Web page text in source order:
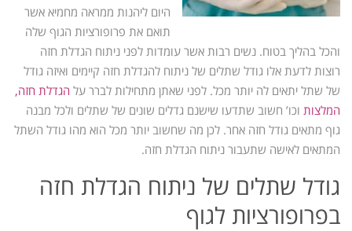
היום ליהנות ממראה מחמיא אשר
תואם את פרופורציות הגוף שלה
והכל בהליך בטוח. נשים רבות אשר עומדות לפני ניתוח הגדלת חזה
רוצות לדעת אלו גודל שתלים של ניתוח להגדלת חזה קיימים ואיזה גודל
של שתל יתאים לה יותר מכל. לפני שאתן מתחילות לברר על הגדלת חזה,
המלצות וכו’ חשוב שתדעו שישנם גדלים שונים של שתלים ולכל מבנה
גוף מתאים גודל חזה אחר. לכן מה שחשוב יותר מכל הוא מהו גודל השתל
המתאים לאישה שתעבור ניתוח הגדלת חזה.
גודל שתלים של ניתוח הגדלת חזה
בפרופורציות לגוף